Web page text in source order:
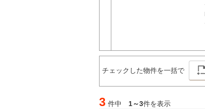
チェックした物件を一括で
3 件中 1～3件を表示